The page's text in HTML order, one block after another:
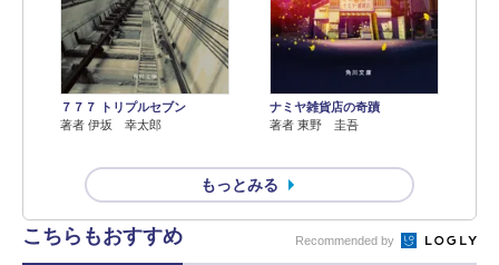
７７７ トリプルセブン
著者 伊坂 幸太郎
ナミヤ雑貨店の奇蹟
著者 東野 圭吾
もっとみる
こちらもおすすめ Recommended by